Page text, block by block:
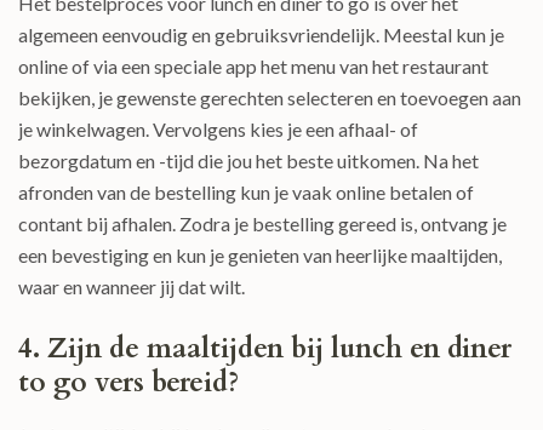
algemeen eenvoudig en gebruiksvriendelijk. Meestal kun je
online of via een speciale app het menu van het restaurant
bekijken, je gewenste gerechten selecteren en toevoegen aan
je winkelwagen. Vervolgens kies je een afhaal- of
bezorgdatum en -tijd die jou het beste uitkomen. Na het
afronden van de bestelling kun je vaak online betalen of
contant bij afhalen. Zodra je bestelling gereed is, ontvang je
een bevestiging en kun je genieten van heerlijke maaltijden,
waar en wanneer jij dat wilt.
4. Zijn de maaltijden bij lunch en diner
to go vers bereid?